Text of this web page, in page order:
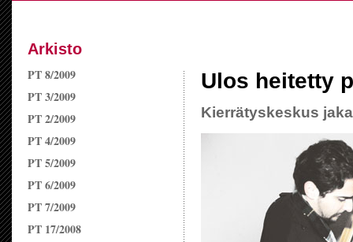
Arkisto
PT 8/2009
PT 3/2009
PT 2/2009
PT 4/2009
PT 5/2009
PT 6/2009
PT 7/2009
PT 17/2008
Ulos heitetty
Kierrätyskeskus